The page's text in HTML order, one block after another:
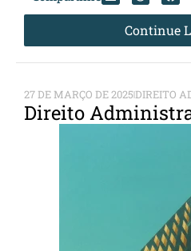
Continue
27 DE MARÇO DE 2025DIREITO
Direito